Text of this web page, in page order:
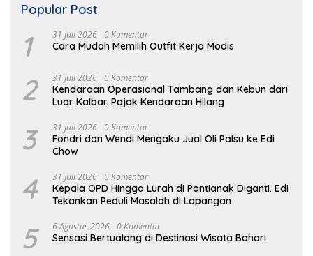
Popular Post
1 31 Juli 2026 0 Komentar
Cara Mudah Memilih Outfit Kerja Modis
2 31 Juli 2026 0 Komentar
Kendaraan Operasional Tambang dan Kebun dari
Luar Kalbar. Pajak Kendaraan Hilang
3 31 Juli 2026 0 Komentar
Fondri dan Wendi Mengaku Jual Oli Palsu ke Edi
Chow
4 31 Juli 2026 0 Komentar
Kepala OPD Hingga Lurah di Pontianak Diganti. Edi
Tekankan Peduli Masalah di Lapangan
5 6 Agustus 2026 0 Komentar
Sensasi Bertualang di Destinasi Wisata Bahari